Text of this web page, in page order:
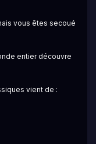
vous êtes secoué
entier découvre
vient de :